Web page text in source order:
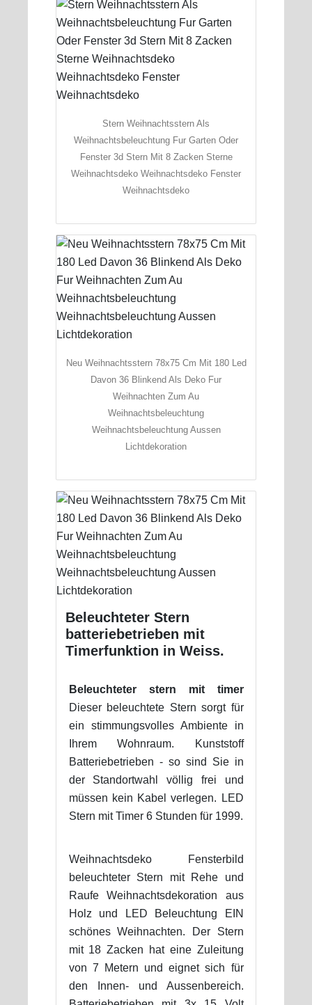
Stern Weihnachtsstern Als
Weihnachtsbeleuchtung Fur Garten Oder
Fenster 3d Stern Mit 8 Zacken Sterne
Weihnachtsdeko Weihnachtsdeko Fenster
Weihnachtsdeko
Neu Weihnachtsstern 78x75 Cm Mit 180 Led
Davon 36 Blinkend Als Deko Fur
Weihnachten Zum Au
Weihnachtsbeleuchtung
Weihnachtsbeleuchtung Aussen
Lichtdekoration
Beleuchteter Stern
batteriebetrieben mit
Timerfunktion in Weiss.
Beleuchteter stern mit timer
Dieser beleuchtete Stern sorgt für
ein stimmungsvolles Ambiente in
Ihrem Wohnraum. Kunststoff
Batteriebetrieben - so sind Sie in
der Standortwahl völlig frei und
müssen kein Kabel verlegen. LED
Stern mit Timer 6 Stunden für 1999.
Weihnachtsdeko Fensterbild
beleuchteter Stern mit Rehe und
Raufe Weihnachtsdekoration aus
Holz und LED Beleuchtung EIN
schönes Weihnachten. Der Stern
mit 18 Zacken hat eine Zuleitung
von 7 Metern und eignet sich für
den Innen- und Aussenbereich.